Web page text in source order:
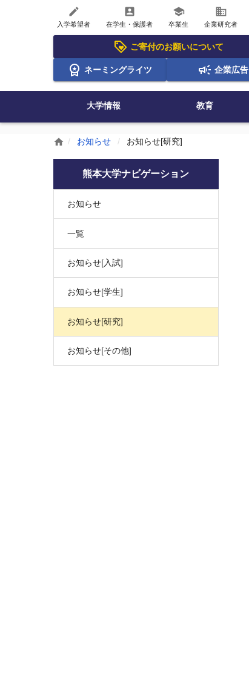
create
入学希望者
account_box
在学生・保護者
school
卒業生
business
企業研究者
ご寄付のお願いについて
ネーミングライツ 企業広告
大学情報 教育
home お知らせ お知らせ[研究]
熊本大学ナビゲーション
お知らせ
一覧
お知らせ[入試]
お知らせ[学生]
お知らせ[研究]
お知らせ[その他]